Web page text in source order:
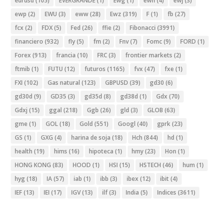
ewp (2) EWU (3) eww(28) Ewz (319) F(1) fb (27)
fcx (2) FDX(5) Fed (26) ffie (2) Fibonacci (3991)
financiero (932) fly(5) fm (2) Fnv(7) Fomc(9) FORD (1)
Forex (913) francia (10) FRC(3) frontier markets (2)
ftmib (1) FUTU (12) futuros (1165) fvx (47) fxe (1)
FXI (102) Gas natural (123) GBPUSD (39) gd30 (6)
gd30d (9) GD35 (3) gd35d (8) gd38d (1) Gdx (70)
Gdxj (15) ggal (218) Ggb (26) gld (3) GLOB (63)
gme (1) GOL(18) Gold (551) Googl (40) gprk(23)
GS (1) GXG (4) harina de soja (18) Hch (844) hd (1)
health (19) hims (16) hipoteca (1) hmy(23) Hon (1)
HONG KONG (83) HOOD (1) HSI (15) HSTECH (46) hum (1)
hyg (18) IA(57) iab (1) ibb (3) ibex (12) ibit (4)
IEF(13) IEI (17) IGV(13) ilf(3) India (5) Indices (3611)